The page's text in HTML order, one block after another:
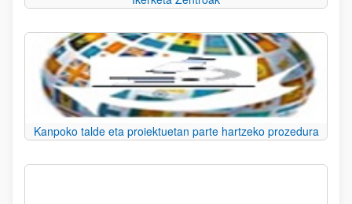
Kanpoko talde eta proiektuetan parte hartzeko prozedura